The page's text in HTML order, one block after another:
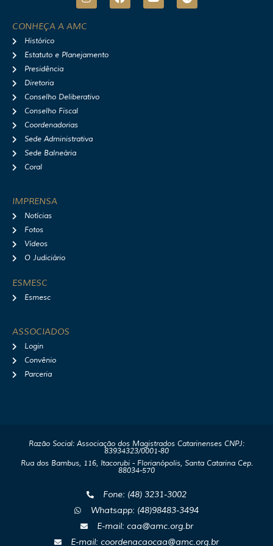
n
t
r
a
o
p
CONHEÇA A AMC
Histórico
Estatuto e Planejamento
Presidência
Diretoria
Conselho Deliberativo
Conselho Fiscal
Coordenadorias
Sede Administrativa
Sede Balneária
Coral
IMPRENSA
Notícias
Fotos
Vídeos
O Judiciário
ESMESC
Esmesc
ASSOCIADOS
Login
Convênio
Parceria
Razão Social: Associação dos Magistrados Catarinenses CNPJ:
83934323/0001-80
Rua dos Bambus, 116, Itacorubi - Florianópolis, Santa Catarina Cep.
88034-570
Fone: (48) 3231-3002
Whatsapp: (48)98483-3494
E-mail: caa@amc.org.br
E-mail: coordenacaocaa@amc.org.br